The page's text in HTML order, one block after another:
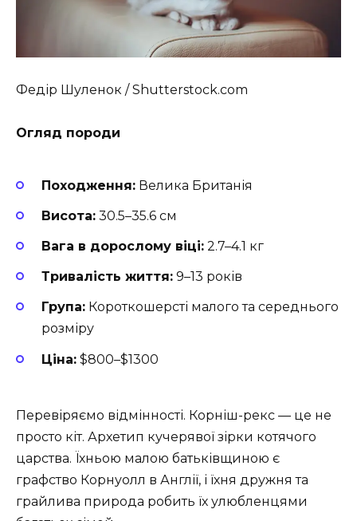
Федір Шуленок / Shutterstock.com
Огляд породи
Походження: Велика Британія
Висота: 30.5–35.6 см
Вага в дорослому віці: 2.7–4.1 кг
Тривалість життя: 9–13 років
Група: Короткошерсті малого та середнього
розміру
Ціна: $800–$1300
Перевіряємо відмінності. Корніш-рекс — це не
просто кіт. Архетип кучерявої зірки котячого
царства. Їхньою малою батьківщиною є
графство Корнуолл в Англії, і їхня дружня та
грайлива природа робить їх улюбленцями